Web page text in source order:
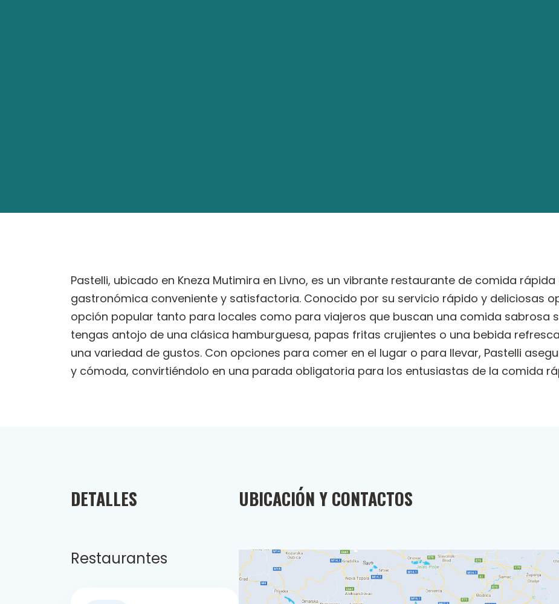
Pastelli, ubicado en Kneza Mutimira en Livno, es un vibrante restaurante de comida
gastronómica conveniente y satisfactoria. Conocido por su servicio rápido y deliciosas
opción popular tanto para locales como para viajeros que buscan una comida sabrosa
tengas antojo de una clásica hamburguesa, papas fritas crujientes o una bebida
una variedad de gustos. Con opciones para comer en el lugar o para llevar, Pastelli
y cómoda, convirtiéndolo en una parada obligatoria para los entusiastas de la comida
DETALLES
Restaurantes
UBICACIÓN Y CONTACTOS